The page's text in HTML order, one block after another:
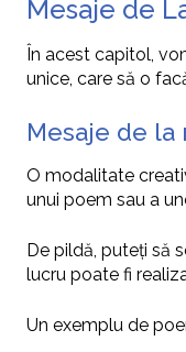
Mesaje de
În acest capitol,
unice, care să o
Mesaje de
O modalitate
unui poem sau a
De pildă, puteți să
lucru poate fi
Un exemplu de